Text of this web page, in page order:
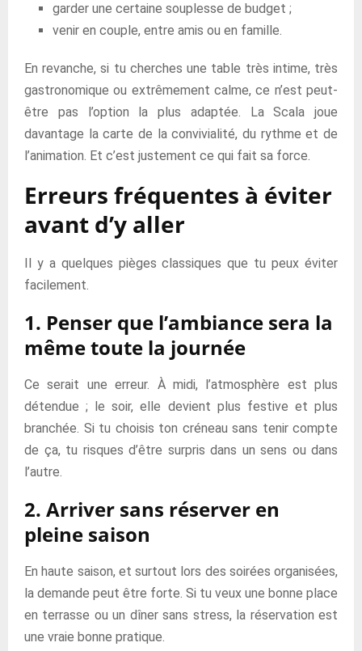
garder une certaine souplesse de budget ;
venir en couple, entre amis ou en famille.
En revanche, si tu cherches une table très intime, très
gastronomique ou extrêmement calme, ce n’est peut-
être pas l’option la plus adaptée. La Scala joue
davantage la carte de la convivialité, du rythme et de
l’animation. Et c’est justement ce qui fait sa force.
Erreurs fréquentes à éviter
avant d’y aller
Il y a quelques pièges classiques que tu peux éviter
facilement.
1. Penser que l’ambiance sera la
même toute la journée
Ce serait une erreur. À midi, l’atmosphère est plus
détendue ; le soir, elle devient plus festive et plus
branchée. Si tu choisis ton créneau sans tenir compte
de ça, tu risques d’être surpris dans un sens ou dans
l’autre.
2. Arriver sans réserver en
pleine saison
En haute saison, et surtout lors des soirées organisées,
la demande peut être forte. Si tu veux une bonne place
en terrasse ou un dîner sans stress, la réservation est
une vraie bonne pratique.